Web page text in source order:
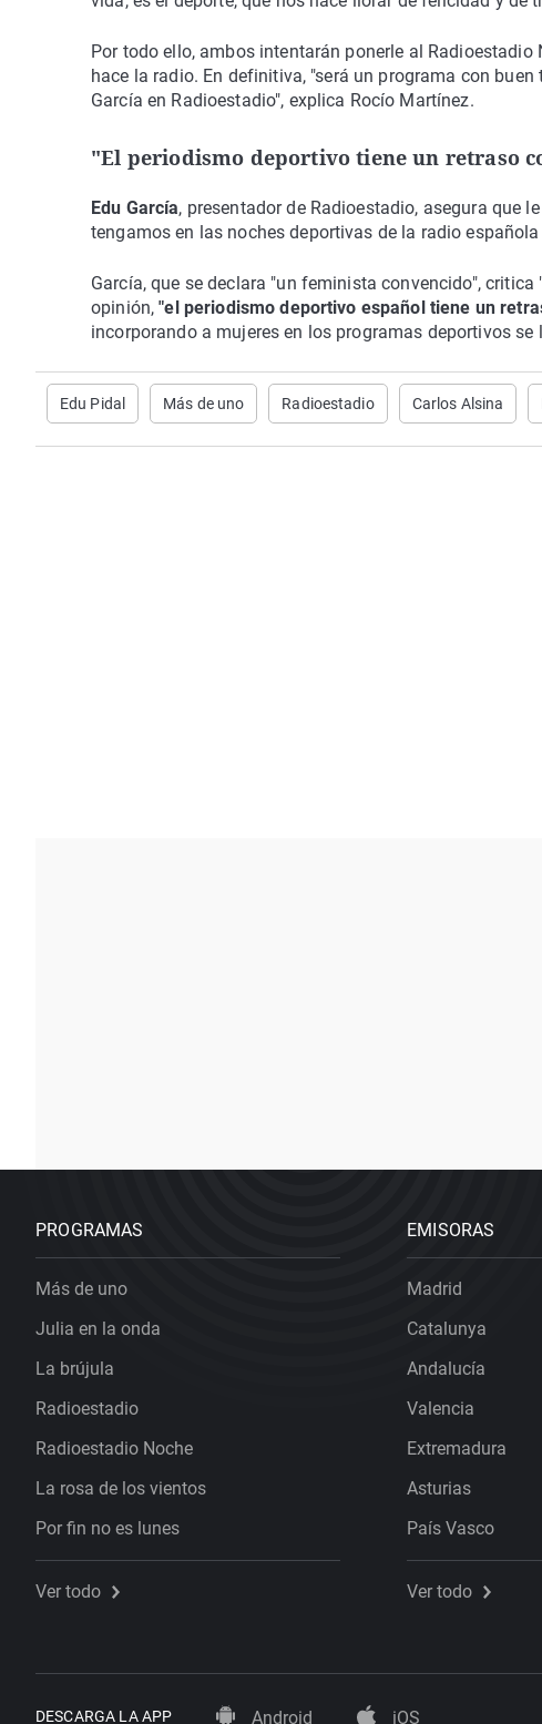
Por todo ello, ambos intentarán ponerle al Radioestadio
hace la radio. En definitiva, "será un programa con
García en Radioestadio", explica Rocío Martínez.
"El periodismo deportivo tiene un retraso
Edu García, presentador de Radioestadio, asegura que
tengamos en las noches deportivas de la radio
García, que se declara "un feminista convencido",
opinión,"el periodismo deportivo español tiene un
incorporando a mujeres en los programas deportivos
Edu Pidal Más de uno Radioestadio Carlos Alsina
PROGRAMAS
Más de uno
Julia en la onda
La brújula
Radioestadio
Radioestadio Noche
La rosa de los vientos
Por fin no es lunes
Ver todo
EMISORAS
Madrid
Catalunya
Andalucía
Valencia
Extremadura
Asturias
País Vasco
Ver todo
DESCARGA LA APP Android iOS